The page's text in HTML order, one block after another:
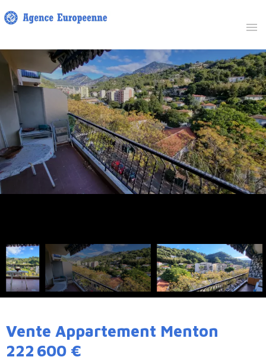
Vente Appartement Menton
222 600 €